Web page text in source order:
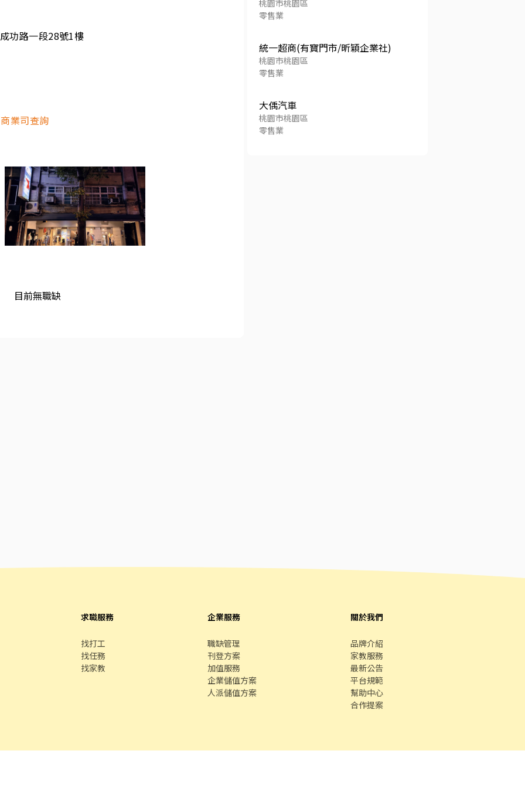
功路一段28號1樓
業司查詢
目前無職缺
桃園市桃園區
零售業
統一超商(有寶門市/昕穎企業社)
桃園市桃園區
零售業
大偊汽車
桃園市桃園區
零售業
求職服務
找打工
找任務
找家教
企業服務
職缺管理
刊登方案
加值服務
企業儲值方案
人派儲值方案
關於我們
品牌介紹
家教服務
最新公告
平台規範
幫助中心
合作提案